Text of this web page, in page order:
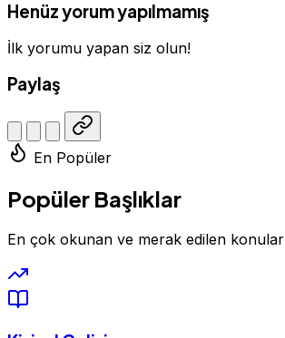
Henüz yorum yapılmamış
İlk yorumu yapan siz olun!
Paylaş
En Popüler
Popüler Başlıklar
En çok okunan ve merak edilen konular